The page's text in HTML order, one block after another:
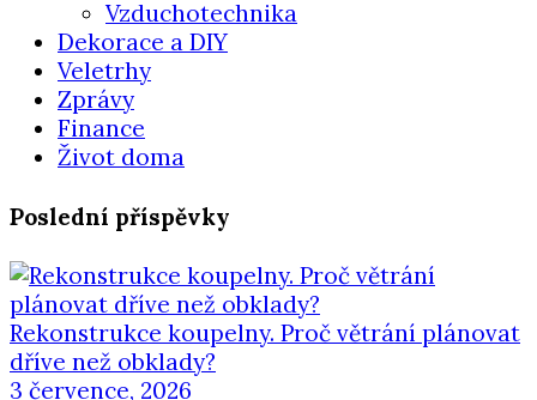
Vzduchotechnika
Dekorace a DIY
Veletrhy
Zprávy
Finance
Život doma
Poslední příspěvky
Rekonstrukce koupelny. Proč větrání plánovat
dříve než obklady?
3 července, 2026